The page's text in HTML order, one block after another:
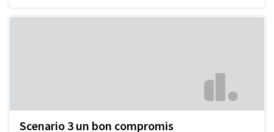
Scenario 3 un bon compromis